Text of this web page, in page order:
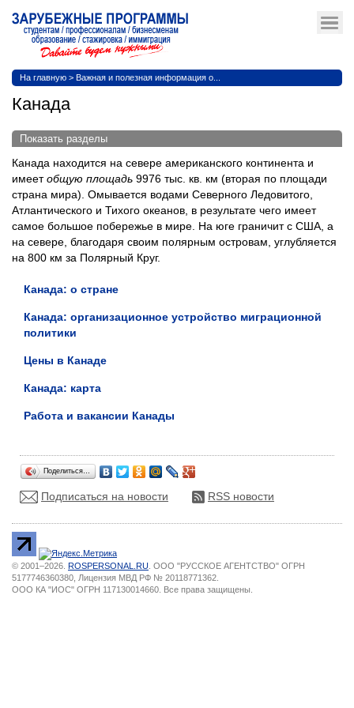
На главную > Важная и полезная информация о...
Канада
Показать разделы
Канада находится на севере американского континента и
имеетобщую площадь 9976 тыс. кв. км (вторая по площади
страна мира). Омывается водами Северного Ледовитого,
Атлантического и Тихого океанов, в результате чего имеет
самое большое побережье в мире. На юге граничит с США, а
на севере, благодаря своим полярным островам, углубляется
на 800 км за Полярный Круг.
Канада: о стране
Канада: организационное устройство миграционной
политики
Цены в Канаде
Канада: карта
Работа и вакансии Канады
Поделиться…
Подписаться на новости RSS новости
© 2001–2026. ROSPERSONAL.RU . ООО "РУССКОЕ АГЕНТСТВО" ОГРН
5177746360380, Лицензия МВД РФ № 20118771362.
ООО КА "ИОС" ОГРН 117130014660. Все права защищены.